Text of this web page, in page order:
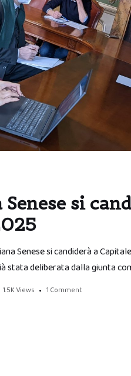
si
Senese si candiderà a
stata deliberata dalla giunta
1.5K Views 1 Comment